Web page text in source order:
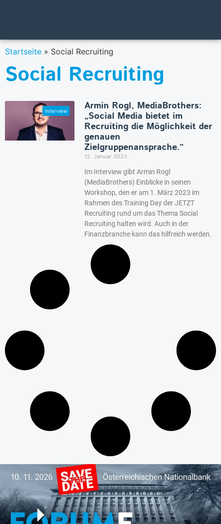
Startseite » Social Recruiting
Social Recruiting
Armin Rogl, MediaBrothers:
„Social Media bietet im
Recruiting die Möglichkeit der
genauen
Zielgruppenansprache.”
12. Januar 2023
Im Interview gibt Armin Rogl
(MediaBrothers) Einblicke in seinen
Workshop, den er am 1. März 2023 im
Rahmen des Training Day der JETZT
Recruiting rund um das Thema Social
Recruiting halten wird. Auch in der
Finanzbranche kann das hilfreich werden.